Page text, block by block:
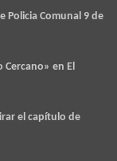
Policia Comunal 9 de
en El
el capítulo de